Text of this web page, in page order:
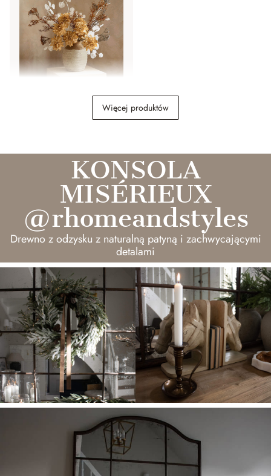
Złoto kwiatów i srebroWięcej produktów
KONSOLA
MISÉRIEUX
@rhomeandstyles
Drewno z odzysku z naturalną patyną i zachwycającymi
detalami